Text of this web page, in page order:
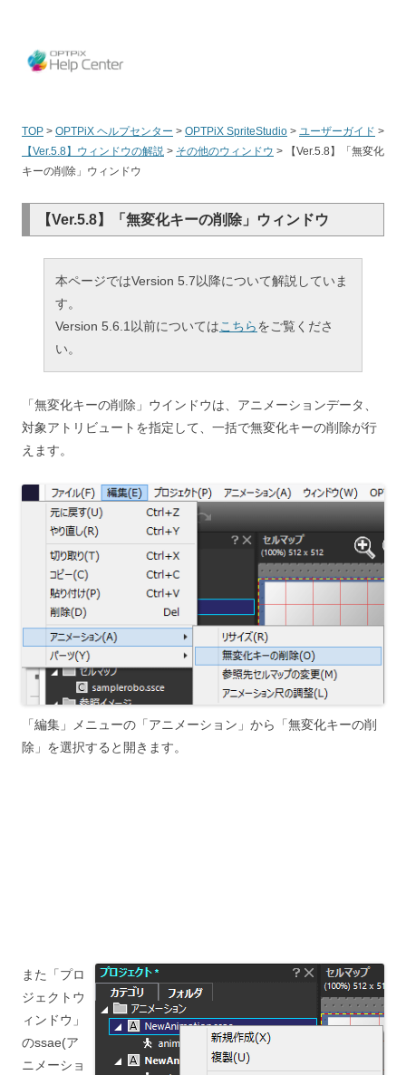
TOP > OPTPiX ヘルプセンター > OPTPiX SpriteStudio > ユーザーガイド >
【Ver.5.8】ウィンドウの解説 > その他のウィンドウ >
【Ver.5.8】「無変化
キーの削除」ウィンドウ
【Ver.5.8】「無変化キーの削除」ウィンドウ
本ページではVersion 5.7以降について解説していま
す。
Version 5.6.1以前についてはこちらをご覧くださ
い。
「無変化キーの削除」ウインドウは、アニメーションデータ、
対象アトリビュートを指定して、一括で無変化キーの削除が行
えます。
「編集」メニューの「アニメーション」から「無変化キーの削
除」を選択すると開きます。
また「プロ
ジェクトウ
ィンドウ」
のssae(ア
ニメーショ